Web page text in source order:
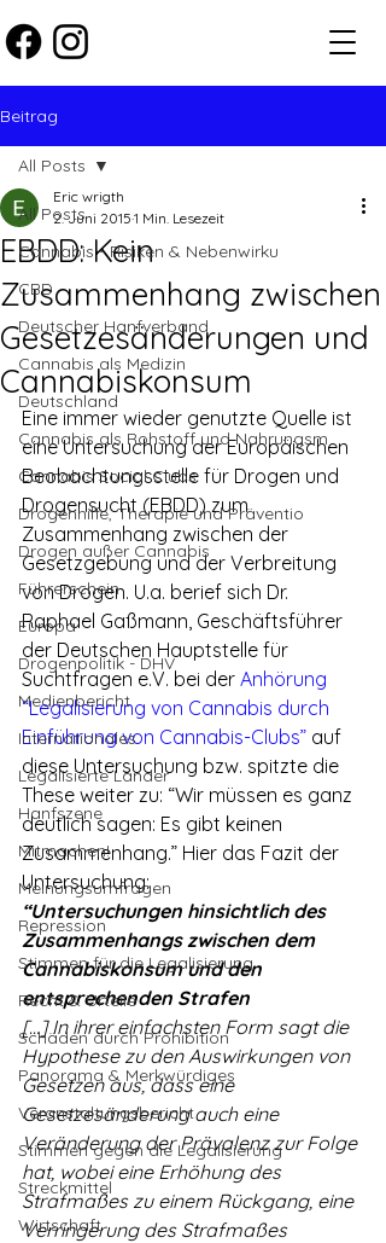
Beitrag
All Posts
Cannabis - Risiken & Nebenwirku
CBD
Deutscher Hanfverband
Cannabis als Medizin
Deutschland
Cannabis als Rohstoff und Nahrungsm
Cannabis Social Clubs
Drogenhilfe, Therapie und Präventio
Drogen außer Cannabis
Führerschein
Europa
Drogenpolitik - DHV
Medienbericht
Internationales
Legalisierte Länder
Hanfszene
Mitmachen!
Meinungsumfragen
Repression
Stimmen für die Legalisierung
Recht & Urteile
Schäden durch Prohibition
Panorama & Merkwürdiges
Veranstaltungsbericht
Stimmen gegen die Legalisierung
Streckmittel
Wirtschaft
All Posts
EBDD: Kein
Zusammenhang zwischen
Gesetzesänderungen und
Cannabiskonsum
Eric wrigth
2. Juni 2015 1 Min. Lesezeit
Eine immer wieder genutzte Quelle ist
eine Untersuchung der Europäischen
Beobachtungsstelle für Drogen und
Drogensucht (EBDD) zum
Zusammenhang zwischen der
Gesetzgebung und der Verbreitung
von Drogen. U.a. berief sich Dr.
Raphael Gaßmann, Geschäftsführer
der Deutschen Hauptstelle für
Suchtfragen e.V. bei der Anhörung
“Legalisierung von Cannabis durch
Einführung von Cannabis-Clubs” auf
diese Untersuchung bzw. spitzte die
These weiter zu: “Wir müssen es ganz
deutlich sagen: Es gibt keinen
Zusammenhang.” Hier das Fazit der
Untersuchung:
“Untersuchungen hinsichtlich des
Zusammenhangs zwischen dem
Cannabiskonsum und den
entsprechenden Strafen
[…] In ihrer einfachsten Form sagt die
Hypothese zu den Auswirkungen von
Gesetzen aus, dass eine
Gesetzesänderung auch eine
Veränderung der Prävalenz zur Folge
hat, wobei eine Erhöhung des
Strafmaßes zu einem Rückgang, eine
Verringerung des Strafmaßes